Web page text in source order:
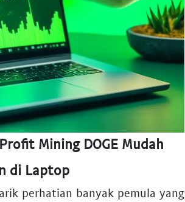
Mining DOGE Mudah
di Laptop
perhatian banyak pemula yang